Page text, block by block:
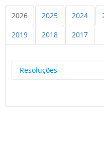
2026 2025 2024
2019
2018 2017
Resoluções